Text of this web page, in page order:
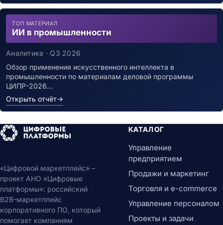
ТОП МАТЕРИАЛ
ИИ в промышленности
Аналитика · Q3 2026
Обзор применения искусственного интеллекта в
промышленности по материалам деловой программы
ЦИПР-2026…
Открыть отчёт→
«Цифровой маркетплейс» –
проект АНО «Цифровые
платформы»: российский
B2B-маркетплейс
корпоративного ПО, который
помогает компаниям
КАТАЛОГ
Управление
предприятием
Продажи и маркетинг
Торговля и e-commerce
Управление персоналом
Проекты и задачи